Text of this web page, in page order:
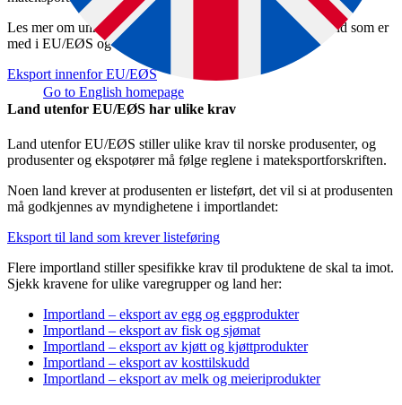
Go to English homepage
Les mer om unntak fra reglene, og finn lenker til hvilke land som er
med i EU/EØS og informasjon om tollregler:
Eksport innenfor EU/EØS
Land utenfor EU/EØS har ulike krav
Land utenfor EU/EØS stiller ulike krav til norske produsenter, og
produsenter og ekspotører må følge reglene i mateksportforskriften.
Noen land krever at produsenten er listeført, det vil si at produsenten
må godkjennes av myndighetene i importlandet:
Eksport til land som krever listeføring
Flere importland stiller spesifikke krav til produktene de skal ta imot.
Sjekk kravene for ulike varegrupper og land her:
Importland – eksport av egg og eggprodukter
Importland – eksport av fisk og sjømat
Importland – eksport av kjøtt og kjøttprodukter
Importland – eksport av kosttilskudd
Importland – eksport av melk og meieriprodukter